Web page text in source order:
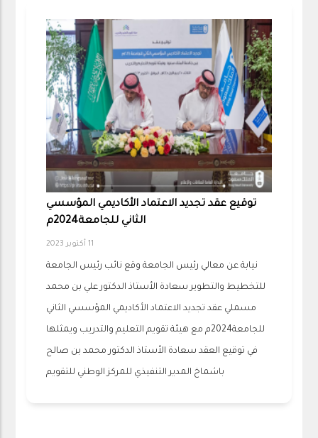
توقيع عقد تجديد الاعتماد الأكاديمي المؤسسي
الثاني للجامعة2024م
11 أكتوبر 2023
نيابة عن معالي رئيس الجامعة وقع نائب رئيس الجامعة
للتخطيط والتطوير سعادة الأستاذ الدكتور علي بن محمد
مسملي عقد تجديد الاعتماد الأكاديمي المؤسسي الثاني
للجامعة2024م مع هيئة تقويم التعليم والتدريب ويمثلها
في توقيع العقد سعادة الأستاذ الدكتور محمد بن صالح
باشماخ المدير التنفيذي للمركز الوطني للتقويم